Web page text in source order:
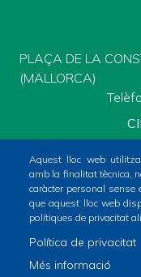
Footer
Inici
Serveis municipals
PLAÇA DE LA
(MALLORCA)
Aquest lloc web
amb la finalitat tècnica,
caràcter personal
que aquest lloc web
polítiques de privacitat
Política de privacitat
Més informació